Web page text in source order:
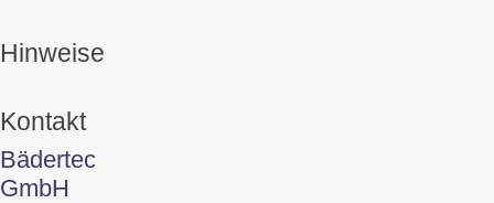
Hinweise
Kontakt
Bädertec
GmbH